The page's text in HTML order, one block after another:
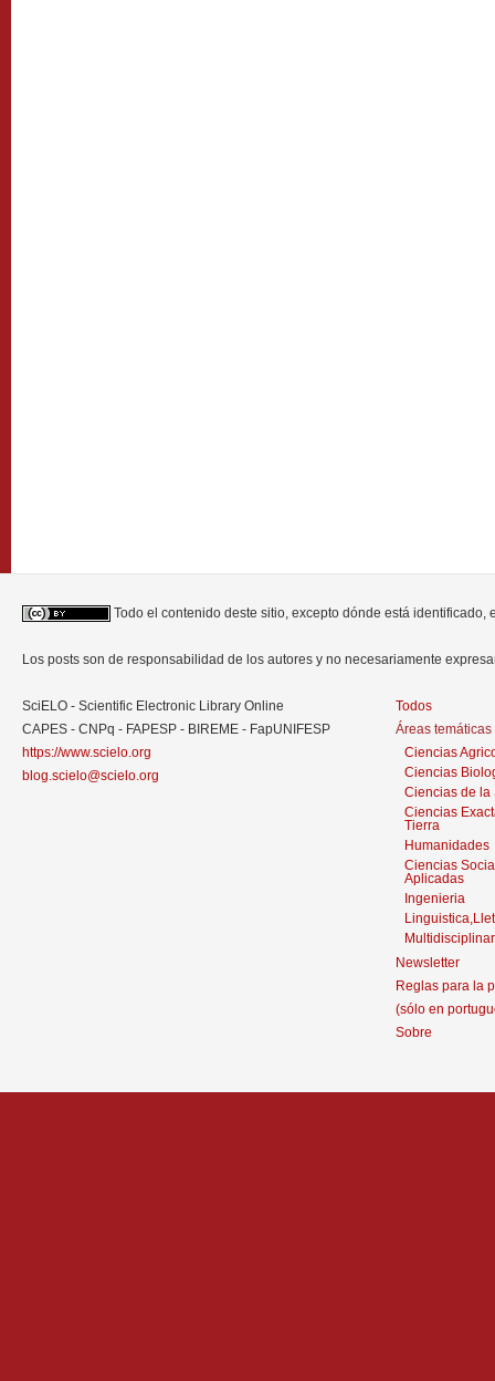
Todo el contenido deste sitio, excepto dónde está identificado,
Los posts son de responsabilidad de los autores y no necesariamente
SciELO - Scientific Electronic Library Online
CAPES - CNPq - FAPESP - BIREME - FapUNIFESP
https://www.scielo.org
blog.scielo@scielo.org
Todos
Áreas temáticas
Ciencias
Ciencias
Ciencias de la
Ciencias
Tierra
Humanidades
Ciencias
Aplicadas
Ingenieria
Newsletter
Reglas para la
(sólo en
Sobre